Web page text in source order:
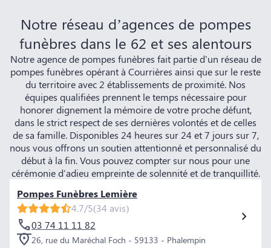
Notre réseau d’agences de pompes
funèbres dans le 62 et ses alentours
Notre agence de pompes funèbres fait partie d'un réseau de
pompes funèbres opérant à Courrières ainsi que sur le reste
du territoire avec 2 établissements de proximité. Nos
équipes qualifiées prennent le temps nécessaire pour
honorer dignement la mémoire de votre proche défunt,
dans le strict respect de ses dernières volontés et de celles
de sa famille. Disponibles 24 heures sur 24 et 7 jours sur 7,
nous vous offrons un soutien attentionné et personnalisé du
début à la fin. Vous pouvez compter sur nous pour une
cérémonie d'adieu empreinte de solennité et de tranquillité.
Pompes Funèbres Lemière
4.7/5(34 avis)
03 74 11 11 82
26, rue du Maréchal Foch - 59133 - Phalempin